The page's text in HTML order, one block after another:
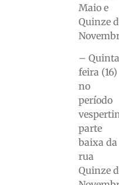
Maio e
Quinze
–
feira (16)
no
período
parte
baixa da
rua
Quinze